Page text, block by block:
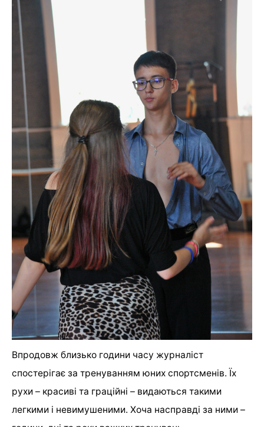
Впродовж близько години часу журналіст
спостерігає за тренуванням юних спортсменів. Їх
рухи – красиві та граційні – видаються такими
легкими і невимушеними. Хоча насправді за ними –